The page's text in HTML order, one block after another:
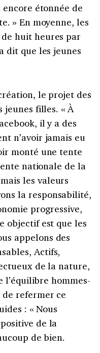
étonnée de
» En moyenne, les
huit heures par
dit que les jeunes
le projet des
filles. « À
il y a des
n’avoir jamais eu
monté une tente
nationale de la
les valeurs
la responsabilité,
progressive,
objectif est que les
appelons des
Actifs,
de la nature,
hommes-
refermer ce
: « Nous
de la
de bien.